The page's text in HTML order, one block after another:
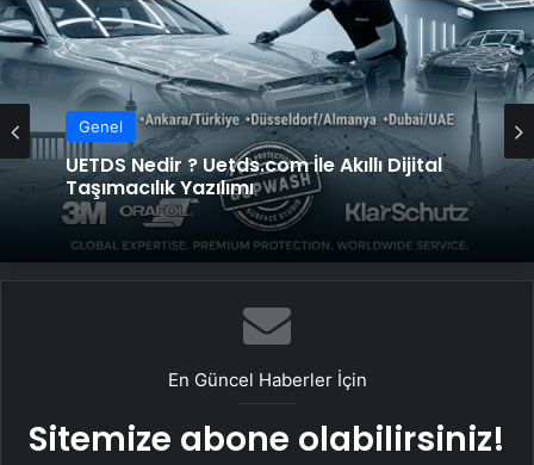
Genel
UETDS Nedir ? Uetds.com İle Akıllı Dijital
Genel
Yeni Dünya Düzensizliği Çağında Türk Dış
Politikası ve Hakan Fidan Faktörü
En Güncel Haberler İçin
Sitemize abone olabilirsiniz!